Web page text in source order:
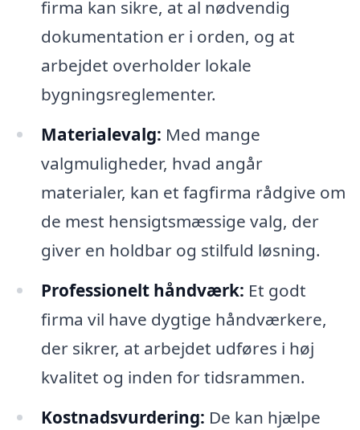
firma kan sikre, at al nødvendig
dokumentation er i orden, og at
arbejdet overholder lokale
bygningsreglementer.
Materialevalg: Med mange
valgmuligheder, hvad angår
materialer, kan et fagfirma rådgive om
de mest hensigtsmæssige valg, der
giver en holdbar og stilfuld løsning.
Professionelt håndværk: Et godt
firma vil have dygtige håndværkere,
der sikrer, at arbejdet udføres i høj
kvalitet og inden for tidsrammen.
Kostnadsvurdering: De kan hjælpe